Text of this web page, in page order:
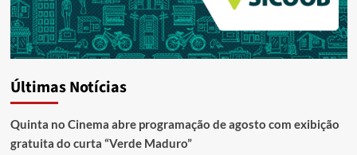
Últimas Notícias
Quinta no Cinema abre programação de agosto com exibição
gratuita do curta “Verde Maduro”